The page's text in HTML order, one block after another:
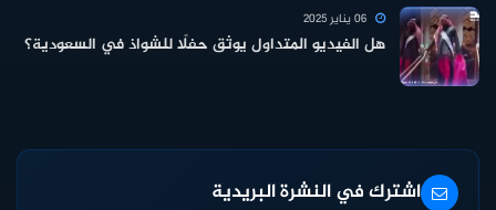
هل الفيديو المتداول يوثق حفلًا للشواذ في السعودية؟
اشترك في النشرة البريدية